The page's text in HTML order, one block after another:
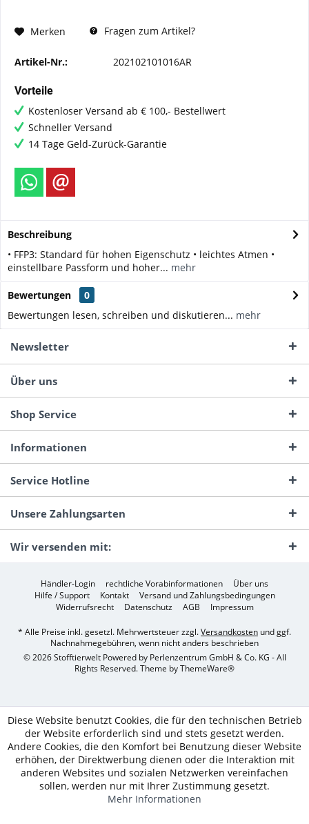
Merken Fragen zum Artikel?
Artikel-Nr.: 202102101016AR
Vorteile
Kostenloser Versand ab € 100,- Bestellwert
Schneller Versand
14 Tage Geld-Zurück-Garantie
Beschreibung
• FFP3: Standard für hohen Eigenschutz • leichtes Atmen •
einstellbare Passform und hoher... mehr
Bewertungen
0
Bewertungen lesen, schreiben und diskutieren... mehr
Newsletter
Über uns
Shop Service
Informationen
Service Hotline
Unsere Zahlungsarten
Wir versenden mit:
Händler-Login rechtliche Vorabinformationen
Über uns
Hilfe / Support
Kontakt
Versand und Zahlungsbedingungen
Widerrufsrecht
Datenschutz AGB Impressum
* Alle Preise inkl. gesetzl. Mehrwertsteuer zzgl.Versandkosten und ggf.
Nachnahmegebühren, wenn nicht anders beschrieben
© 2026 Stofftierwelt Powered by Perlenzentrum GmbH & Co. KG - All
Rights Reserved. Theme byThemeWare®
Diese Website benutzt Cookies, die für den technischen Betrieb
der Website erforderlich sind und stets gesetzt werden.
Andere Cookies, die den Komfort bei Benutzung dieser Website
erhöhen, der Direktwerbung dienen oder die Interaktion mit
anderen Websites und sozialen Netzwerken vereinfachen
sollen, werden nur mit Ihrer Zustimmung gesetzt.
Mehr Informationen